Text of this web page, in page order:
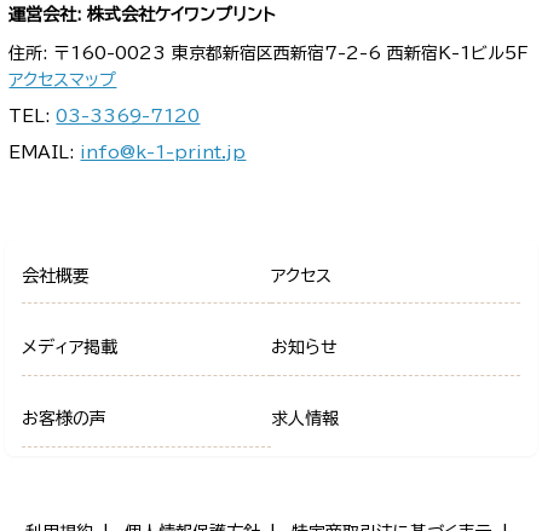
運営会社: 株式会社ケイワンプリント
住所: 〒160-0023 東京都新宿区西新宿7-2-6 西新宿K-1ビル5F
アクセスマップ
TEL:03-3369-7120
EMAIL: info@k-1-print.jp
会社概要 アクセス
メディア掲載 お知らせ
お客様の声 求人情報